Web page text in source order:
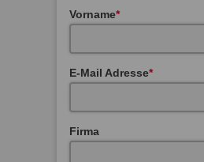
Vorname
E-Mail Adresse
Firma